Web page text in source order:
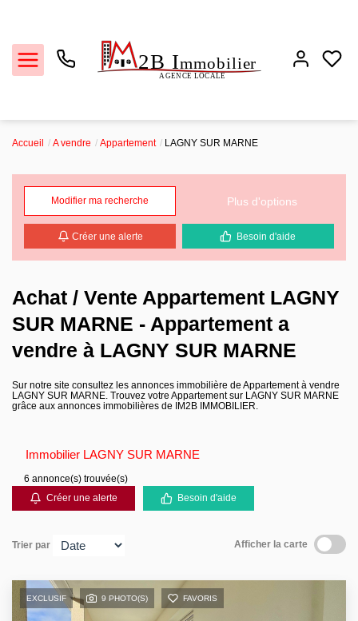
Locations
Estimation
Biens vendus
L'agence
Contact
Accueil A vendre Appartement LAGNY SUR MARNE
Modifier ma recherche Plus d'options
Créer une alerte Besoin d'aide
Achat / Vente Appartement LAGNY
SUR MARNE - Appartement a
vendre à LAGNY SUR MARNE
Sur notre site consultez les annonces immobilière de Appartement à vendre
LAGNY SUR MARNE. Trouvez votre Appartement sur LAGNY SUR MARNE
grâce aux annonces immobilières de IM2B IMMOBILIER.
Immobilier LAGNY SUR MARNE
6 annonce(s) trouvée(s)
Créer une alerte
Besoin d'aide
Trier par Afficher la carte
EXCLUSIF 9 PHOTO(S) FAVORIS